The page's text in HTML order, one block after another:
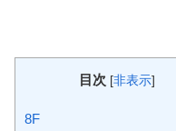
目次 [非表示]
8F